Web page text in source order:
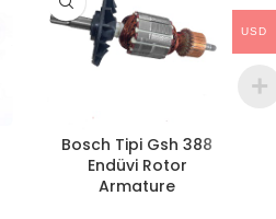
Bosch Tipi Gsh 388
Endüvi Rotor
Armature
USD